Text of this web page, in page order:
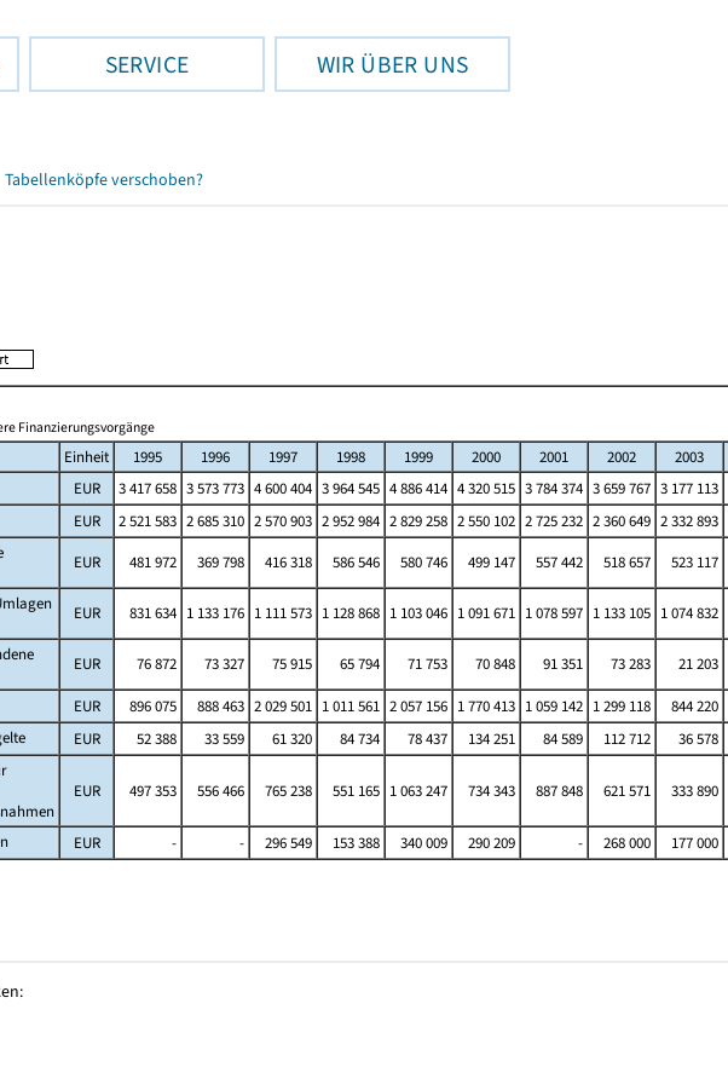
SERVICE WIR ÜBER UNS
Tabellenköpfe verschoben?
Finanzierungsvorgänge
Einheit 1995 1996 1997 1998 1999 2000 2001 2002
2003
EUR 3 417 658 3 573 773 4 600 404 3 964 545 4 886 414 4 320 515 3 784 374 3 659 767 3 177 113
EUR 2 521 583 2 685 310 2 570 903 2 952 984 2 829 258 2 550 102 2 725 232 2 360 649 2 332 893
EUR 481 972 369 798 416 318 586 546 580 746 499 147 557 442 518 657
523 117
EUR 831 634 1 133 176 1 111 573 1 128 868 1 103 046 1 091 671 1 078 597 1 133 105 1 074 832
EUR 76 872 73 327 75 915 65 794 71 753 70 848 91 351 73 283
21 203
EUR 896 075 888 463 2 029 501 1 011 561 2 057 156 1 770 413 1 059 142 1 299 118
844 220
EUR 52 388 33 559 61 320 84 734 78 437 134 251 84 589 112 712
36 578
EUR 497 353 556 466 765 238 551 165 1 063 247 734 343 887 848 621 571 333 890
EUR - - 296 549 153 388 340 009 290 209 - 268 000 177 000